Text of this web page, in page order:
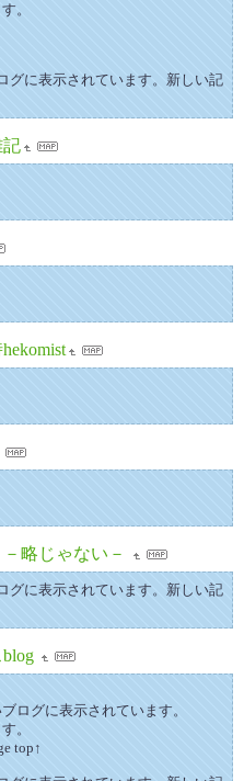
。
グに表示されています。新しい記
記
略じゃない－
グに表示されています。新しい記
ログに表示されています。
。
top↑